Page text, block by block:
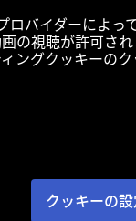
ロバイダーによっ
の視聴が許可さ
ングクッキーの
クッキーの設